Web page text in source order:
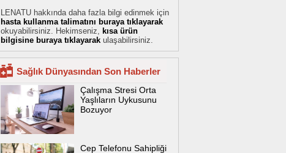
LENATU hakkında daha fazla bilgi edinmek için
hasta kullanma talimatını buraya tıklayarak
okuyabilirsiniz. Hekimseniz, kısa ürün
bilgisine buraya tıklayarak ulaşabilirsiniz.
Sağlık Dünyasından Son Haberler
Çalışma Stresi Orta
Yaşlıların Uykusunu
Bozuyor
Cep Telefonu Sahipliği